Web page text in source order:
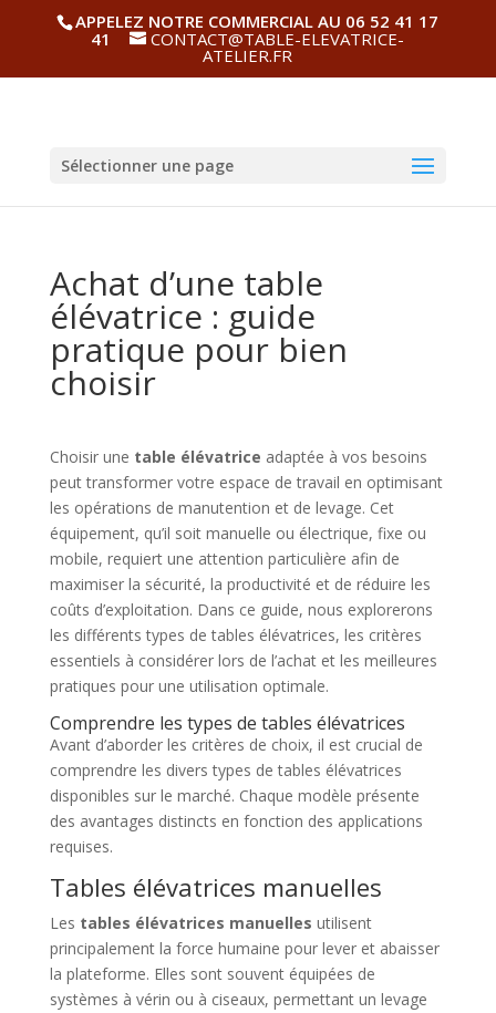
APPELEZ NOTRE COMMERCIAL AU 06 52 41 17
41
CONTACT@TABLE-ELEVATRICE-
ATELIER.FR
Sélectionner une page
Achat d’une table
élévatrice : guide
pratique pour bien
choisir
Choisir une table élévatrice adaptée à vos besoins
peut transformer votre espace de travail en optimisant
les opérations de manutention et de levage. Cet
équipement, qu’il soit manuelle ou électrique, fixe ou
mobile, requiert une attention particulière afin de
maximiser la sécurité, la productivité et de réduire les
coûts d’exploitation. Dans ce guide, nous explorerons
les différents types de tables élévatrices, les critères
essentiels à considérer lors de l’achat et les meilleures
pratiques pour une utilisation optimale.
Comprendre les types de tables élévatrices
Avant d’aborder les critères de choix, il est crucial de
comprendre les divers types de tables élévatrices
disponibles sur le marché. Chaque modèle présente
des avantages distincts en fonction des applications
requises.
Tables élévatrices manuelles
Les tables élévatrices manuelles utilisent
principalement la force humaine pour lever et abaisser
la plateforme. Elles sont souvent équipées de
systèmes à vérin ou à ciseaux, permettant un levage